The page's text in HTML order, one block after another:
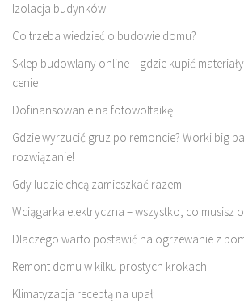
Izolacja budynków
Co trzeba wiedzieć o budowie domu?
Sklep budowlany online – gdzie kupić
cenie
Dofinansowanie na fotowoltaikę
Gdzie wyrzucić gruz po remoncie? Worki big
rozwiązanie!
Gdy ludzie chcą zamieszkać razem…
Wciągarka elektryczna – wszystko, co musisz
Dlaczego warto postawić na ogrzewanie z
Remont domu w kilku prostych krokach
Klimatyzacja receptą na upał